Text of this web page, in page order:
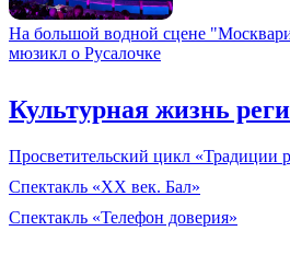
На большой водной сцене
мюзикл о Русалочке
Культурная жизнь
Просветительский цикл «Традиции
Спектакль «XX век. Бал»
Спектакль «Телефон доверия»